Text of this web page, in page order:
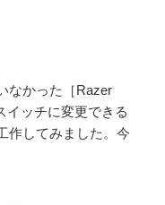
なかった［Razer
イッチに変更できる
作してみました。今